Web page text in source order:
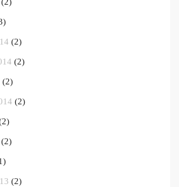
(2)
(2)
(2)
(2)
(2)
(2)